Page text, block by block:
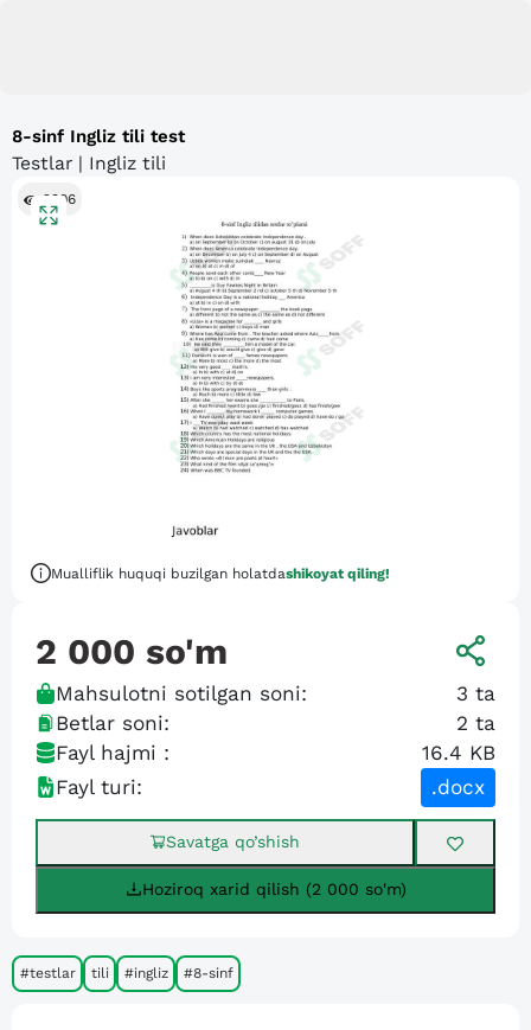
8-sinf Ingliz tili test
Testlar | Ingliz tili
2906
Mualliflik huquqi buzilgan holatdashikoyat qiling!
2 000 so'm
Mahsulotni sotilgan soni: 3 ta
Betlar soni:
2 ta
Fayl hajmi :
16.4 KB
Fayl turi:
.docx
Savatga qo’shish
Hoziroq xarid qilish (2 000 so'm)
#testlar tili #ingliz #8-sinf